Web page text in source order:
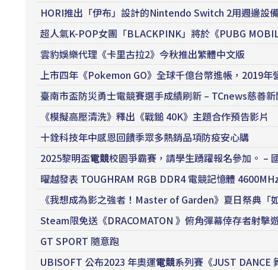
HORI推出「伊布」設計的Nintendo Switch 2用週邊設
超人氣K-POP女團「BLACKPINK」將於《PUBG
雲豹娛樂代理《卡里古拉2》今秋推出繁體中文版
上市四年《Pokemon GO》全球千億台幣進帳，2019年
臺南市盃防災勇士電競賽選手成績刷新 – TCnews慈善新
《模擬高壓清洗》釋出《戰鎚 40K》主題合作預告影片
十銓科技年中感恩回饋季眾多熱銷品項防疫安心購
2025黎明盃電競校園爭霸賽，請學生踴躍報名參加。 –
曜越發表 TOUGHRAM RGB DDR4 電競記憶體
《我想成為影之強者！Master of Garden》夏日祭典「
Steam限免送《DRACOMATON 》俯角彈幕倖存者射擊
GT SPORT 隨意跑
UBISOFT 公布2023 年奧運電競系列賽《JUST DANCE